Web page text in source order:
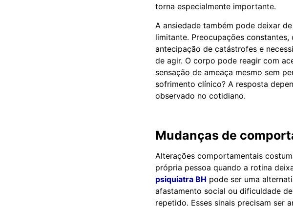
torna especialmente importante.
A ansiedade também pode deixar
limitante. Preocupações
antecipação de catástrofes e
de agir. O corpo pode reagir com
sensação de ameaça mesmo sem
sofrimento clínico? A resposta
observado no cotidiano.
Mudanças de
Alterações comportamentais
própria pessoa quando a rotina
psiquiatra BH pode ser uma
afastamento social ou dificuldade
repetido. Esses sinais precisam ser